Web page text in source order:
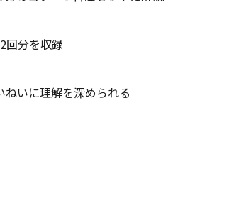
回分を収録
いに理解を深められる